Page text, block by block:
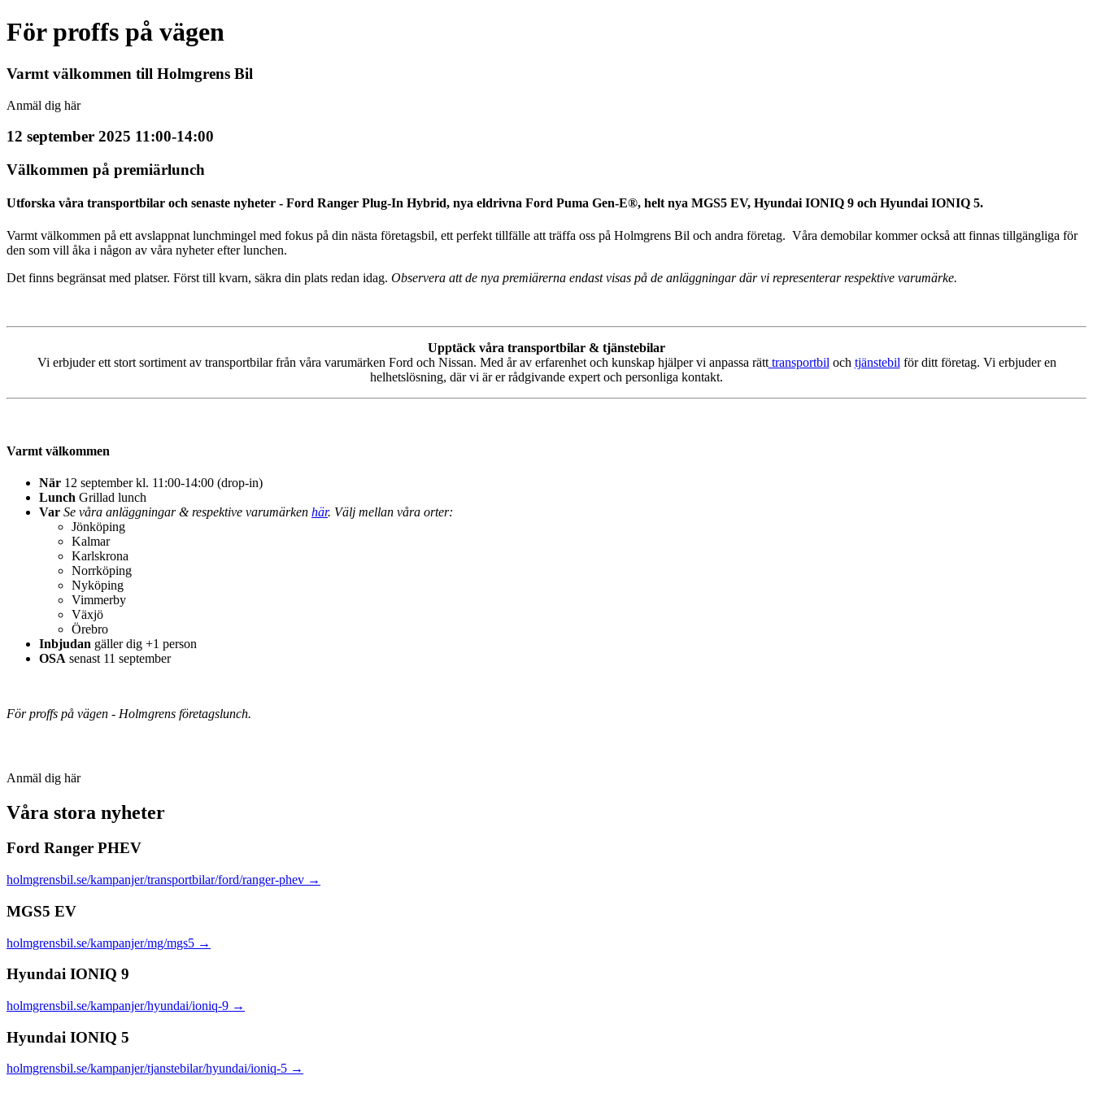
För proffs på vägen
Varmt välkommen till Holmgrens Bil
Anmäl dig här
12 september 2025 11:00-14:00
Välkommen på premiärlunch
Utforska våra transportbilar och senaste nyheter - Ford Ranger Plug-In Hybrid, nya eldrivna Ford Puma Gen-E®, helt nya MGS5 EV, Hyundai IONIQ 9 och Hyundai IONIQ 5.
Varmt välkommen på ett avslappnat lunchmingel med fokus på din nästa företagsbil, ett perfekt tillfälle att träffa oss på Holmgrens Bil och andra företag. Våra demobilar kommer också att finnas tillgängliga för
den som vill åka i någon av våra nyheter efter lunchen.
Det finns begränsat med platser. Först till kvarn, säkra din plats redan idag. Observera att de nya premiärerna endast visas på de anläggningar där vi representerar respektive varumärke.
Upptäck våra transportbilar & tjänstebilar
Vi erbjuder ett stort sortiment av transportbilar från våra varumärken Ford och Nissan. Med år av erfarenhet och kunskap hjälper vi anpassa rätttransportbil och tjänstebil för ditt företag. Vi erbjuder en
helhetslösning, där vi är er rådgivande expert och personliga kontakt.
Varmt välkommen
När 12 september kl. 11:00-14:00 (drop-in)
Lunch Grillad lunch
Var Se våra anläggningar & respektive varumärken här. Välj mellan våra orter:
Jönköping
Kalmar
Karlskrona
Norrköping
Nyköping
Vimmerby
Växjö
Örebro
Inbjudan gäller dig +1 person
OSA senast 11 september
För proffs på vägen - Holmgrens företagslunch.
Anmäl dig här
Våra stora nyheter
Ford Ranger PHEV
holmgrensbil.se/kampanjer/transportbilar/ford/ranger-phev →
MGS5 EV
holmgrensbil.se/kampanjer/mg/mgs5 →
Hyundai IONIQ 9
holmgrensbil.se/kampanjer/hyundai/ioniq-9 →
Hyundai IONIQ 5
holmgrensbil.se/kampanjer/tjanstebilar/hyundai/ioniq-5 →